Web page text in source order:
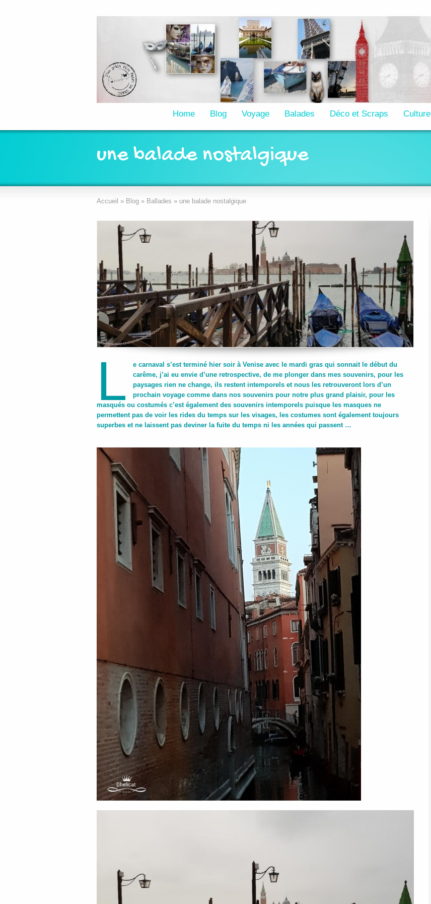
Home Blog Voyage Balades Déco et Scraps Culture
une balade nostalgique
Accueil » Blog » Ballades » une balade nostalgique
l
e carnaval s’est terminé hier soir à Venise avec le mardi gras qui sonnait le début du
carême, j’ai eu envie d’une retrospective, de me plonger dans mes souvenirs, pour les
paysages rien ne change, ils restent intemporels et nous les retrouveront lors d’un
prochain voyage comme dans nos souvenirs pour notre plus grand plaisir, pour les
masqués ou costumés c’est également des souvenirs intemporels puisque les masques ne
permettent pas de voir les rides du temps sur les visages, les costumes sont également toujours
superbes et ne laissent pas deviner la fuite du temps ni les années qui passent …